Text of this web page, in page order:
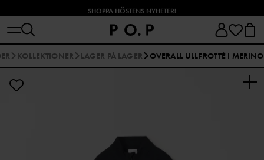
SHOPPA HÖSTENS NYHETER!
KOLLEKTIONER LAGER PÅ LAGER OVERALL ULLFROTTÉ I MERINO